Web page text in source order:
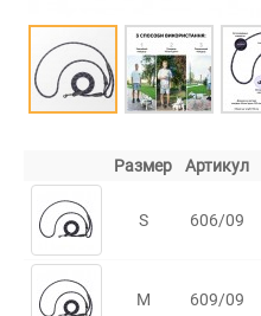
Размер Артикул
S 606/09
M 609/09